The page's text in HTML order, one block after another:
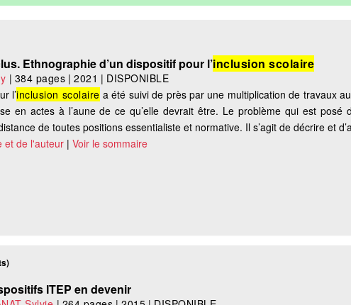
Ethnographie d’un dispositif pour l’inclusion scolaire
| 384 pages |2021 | DISPONIBLE
l’inclusion scolaire a été suivi de près par une multiplication de travaux
en actes à l’aune de ce qu’elle devrait être. Le problème qui est posé
de toutes positions essentialiste et normative. Il s’agit de décrire et
et de l'auteur |Voir le sommaire
ITEP en devenir